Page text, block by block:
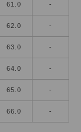
61.0 -
62.0 -
63.0 -
64.0 -
65.0 -
66.0 -